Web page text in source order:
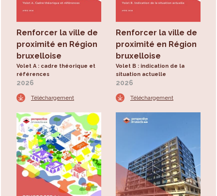
Renforcer la ville de
proximité en Région
bruxelloise
Volet A : cadre théorique et
références
2026
Téléchargement
Renforcer la ville de
proximité en Région
bruxelloise
Volet B : indication de la
situation actuelle
2026
Téléchargement